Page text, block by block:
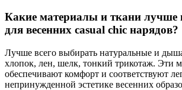
Какие материалы и ткани лучше
для весенних casual chic нарядов?
Лучше всего выбирать натуральные и
хлопок, лен, шелк, тонкий трикотаж. Эти
обеспечивают комфорт и соответствуют
непринужденной эстетике весенних